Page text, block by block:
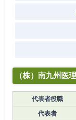
（株）南九州医
代表者役職
代表者